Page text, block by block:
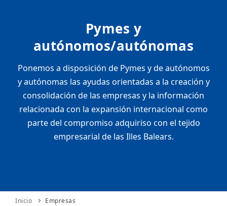
AUTÓNOMO/AUTÓNOMA
EMPRENDEDORES
COMERCIO
INTERNACIONALIZACIÓN
STARTUPS AVANZADAS
Pymes y
autónomos/autónomas
Ponemos a disposición de Pymes y de autónomos
y autónomas las ayudas orientadas a la creación y
consolidación de las empresas y la información
relacionada con la expansión internacional como
parte del compromiso adquiriso con el tejido
empresarial de las Illes Balears.
Inicio Empresas